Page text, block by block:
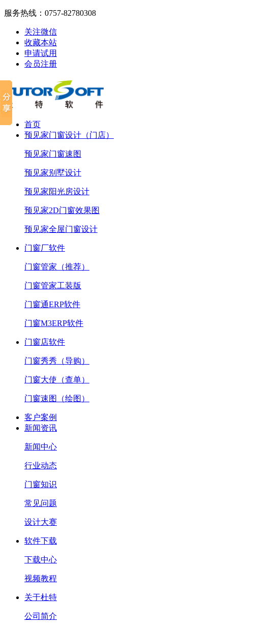
服务热线： 0757-82780308
关注微信
收藏本站
申请试用
会员注册
首页
预见家门窗设计（门店）
预见家门窗速图
预见家别墅设计
预见家阳光房设计
预见家2D门窗效果图
预见家全屋门窗设计
门窗厂软件
门窗管家（推荐）
门窗管家工装版
门窗通ERP软件
门窗M3ERP软件
门窗店软件
门窗秀秀（导购）
门窗大使（查单）
门窗速图（绘图）
客户案例
新闻资讯
新闻中心
行业动态
门窗知识
常见问题
设计大赛
软件下载
下载中心
视频教程
关于杜特
公司简介